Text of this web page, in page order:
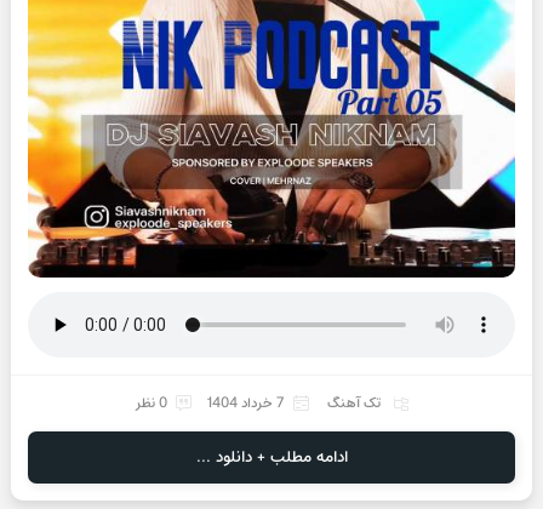
تک آهنگ 7 خرداد 1404 0 نظر
ادامه مطلب + دانلود ...